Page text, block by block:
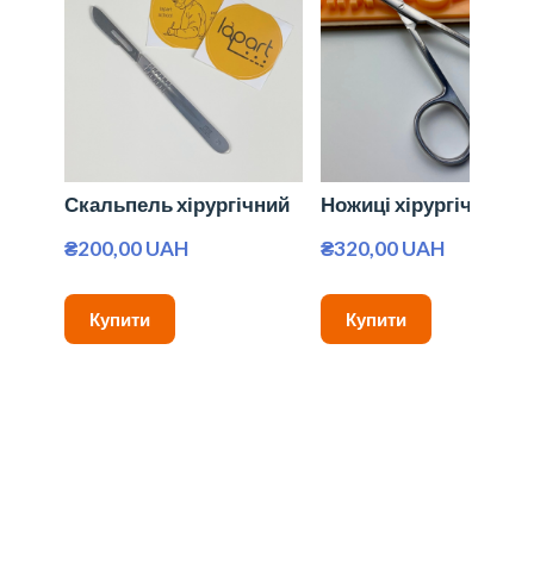
Скальпель хірургічний
₴200,00 UAH
Купити
Ножиці хірургічні
₴320,00 UAH
Купити